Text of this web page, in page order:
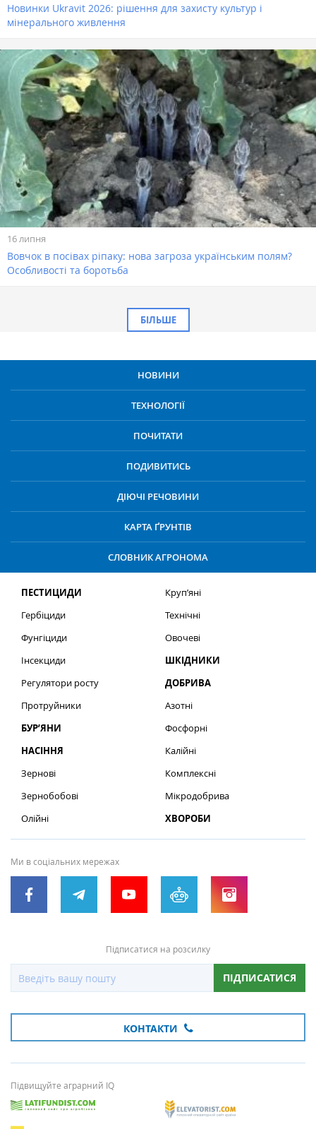
Новинки Ukravit 2026: рішення для захисту культур і
мінерального живлення
16 липня
Вовчок в посівах ріпаку: нова загроза українським полям?
Особливості та боротьба
БІЛЬШЕ
НОВИНИ
ТЕХНОЛОГІЇ
ПОЧИТАТИ
ПОДИВИТИСЬ
ДІЮЧІ РЕЧОВИНИ
КАРТА ҐРУНТІВ
СЛОВНИК АГРОНОМА
ПЕСТИЦИДИ
Гербіциди
Фунгіциди
Інсекциди
Регулятори росту
Протруйники
БУР’ЯНИ
НАСІННЯ
Зернові
Зернобобові
Олійні
Круп’яні
Технічні
Овочеві
ШКІДНИКИ
ДОБРИВА
Азотні
Фосфорні
Калійні
Комплексні
Мікродобрива
ХВОРОБИ
Ми в соціальних мережах
Підписатися на розсилку
ПІДПИСАТИСЯ
КОНТАКТИ
Підвищуйте аграрний IQ